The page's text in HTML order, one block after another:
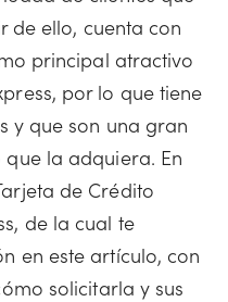
de ello, cuenta con
principal atractivo
por lo que tiene
y que son una gran
la adquiera. En
de Crédito
de la cual te
en este artículo, con
solicitarla y sus